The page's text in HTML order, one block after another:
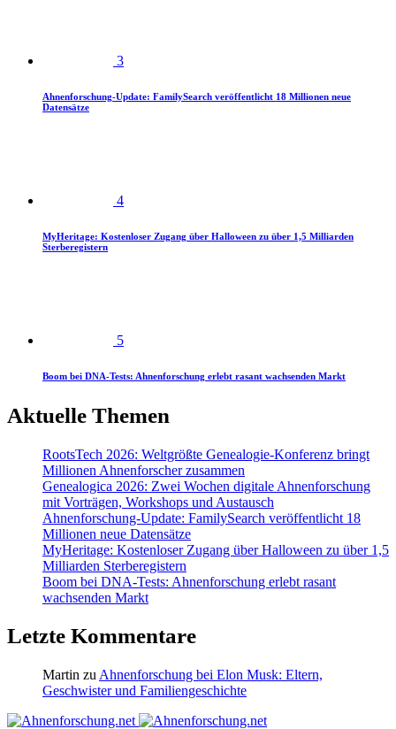
3
Ahnenforschung-Update: FamilySearch veröffentlicht 18 Millionen neue
Datensätze
4
MyHeritage: Kostenloser Zugang über Halloween zu über 1,5 Milliarden
Sterberegistern
5
Boom bei DNA-Tests: Ahnenforschung erlebt rasant wachsenden Markt
Aktuelle Themen
RootsTech 2026: Weltgrößte Genealogie-Konferenz bringt
Millionen Ahnenforscher zusammen
Genealogica 2026: Zwei Wochen digitale Ahnenforschung
mit Vorträgen, Workshops und Austausch
Ahnenforschung-Update: FamilySearch veröffentlicht 18
Millionen neue Datensätze
MyHeritage: Kostenloser Zugang über Halloween zu über 1,5
Milliarden Sterberegistern
Boom bei DNA-Tests: Ahnenforschung erlebt rasant
wachsenden Markt
Letzte Kommentare
Martin zu Ahnenforschung bei Elon Musk: Eltern,
Geschwister und Familiengeschichte